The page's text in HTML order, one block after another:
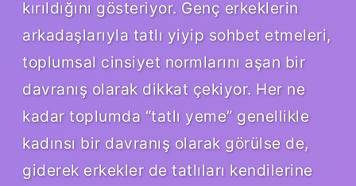
kırıldığını gösteriyor. Genç erkeklerin
arkadaşlarıyla tatlı yiyip sohbet etmeleri,
toplumsal cinsiyet normlarını aşan bir
davranış olarak dikkat çekiyor. Her ne
kadar toplumda “tatlı yeme” genellikle
kadınsı bir davranış olarak görülse de,
giderek erkekler de tatlıları kendilerine